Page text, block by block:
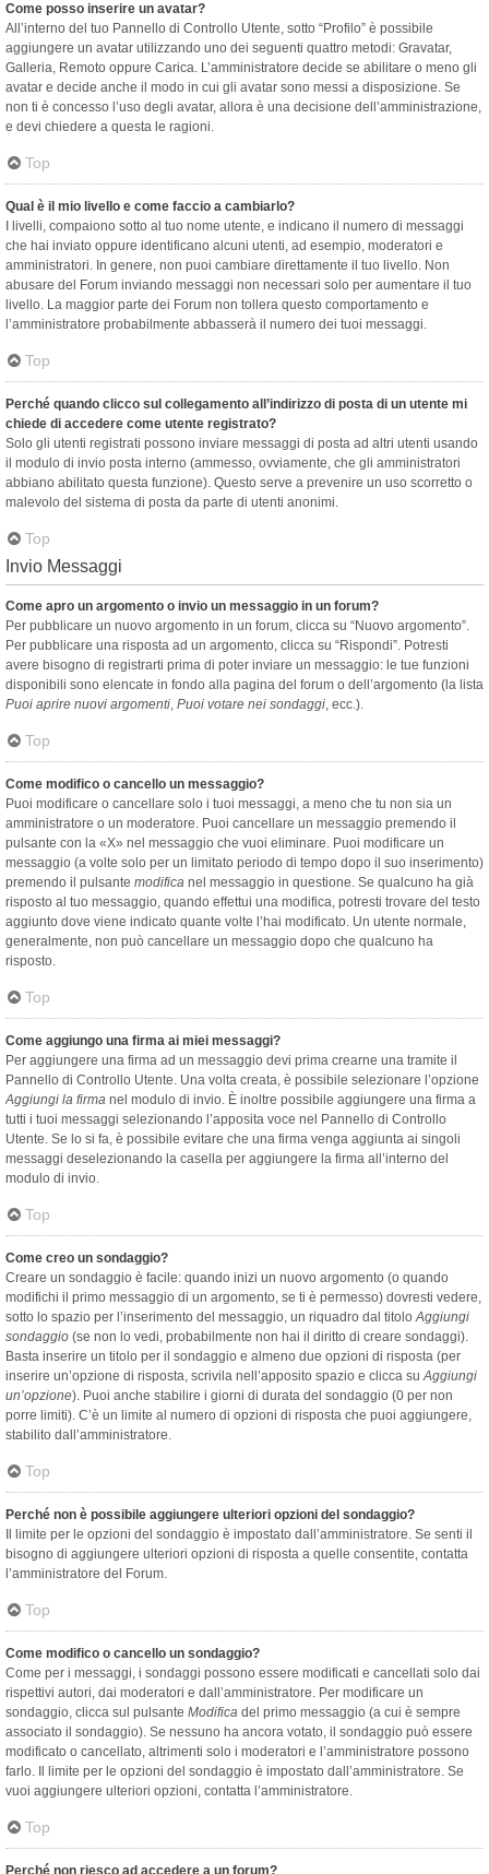
Come posso inserire un avatar?
All’interno del tuo Pannello di Controllo Utente, sotto “Profilo” è possibile
aggiungere un avatar utilizzando uno dei seguenti quattro metodi: Gravatar,
Galleria, Remoto oppure Carica. L’amministratore decide se abilitare o meno gli
avatar e decide anche il modo in cui gli avatar sono messi a disposizione. Se
non ti è concesso l’uso degli avatar, allora è una decisione dell’amministrazione,
e devi chiedere a questa le ragioni.
Top
Qual è il mio livello e come faccio a cambiarlo?
I livelli, compaiono sotto al tuo nome utente, e indicano il numero di messaggi
che hai inviato oppure identificano alcuni utenti, ad esempio, moderatori e
amministratori. In genere, non puoi cambiare direttamente il tuo livello. Non
abusare del Forum inviando messaggi non necessari solo per aumentare il tuo
livello. La maggior parte dei Forum non tollera questo comportamento e
l’amministratore probabilmente abbasserà il numero dei tuoi messaggi.
Top
Perché quando clicco sul collegamento all’indirizzo di posta di un utente mi
chiede di accedere come utente registrato?
Solo gli utenti registrati possono inviare messaggi di posta ad altri utenti usando
il modulo di invio posta interno (ammesso, ovviamente, che gli amministratori
abbiano abilitato questa funzione). Questo serve a prevenire un uso scorretto o
malevolo del sistema di posta da parte di utenti anonimi.
Top
Invio Messaggi
Come apro un argomento o invio un messaggio in un forum?
Per pubblicare un nuovo argomento in un forum, clicca su “Nuovo argomento”.
Per pubblicare una risposta ad un argomento, clicca su “Rispondi”. Potresti
avere bisogno di registrarti prima di poter inviare un messaggio: le tue funzioni
disponibili sono elencate in fondo alla pagina del forum o dell’argomento (la lista
Puoi aprire nuovi argomenti, Puoi votare nei sondaggi, ecc.).
Top
Come modifico o cancello un messaggio?
Puoi modificare o cancellare solo i tuoi messaggi, a meno che tu non sia un
amministratore o un moderatore. Puoi cancellare un messaggio premendo il
pulsante con la «X» nel messaggio che vuoi eliminare. Puoi modificare un
messaggio (a volte solo per un limitato periodo di tempo dopo il suo inserimento)
premendo il pulsante modifica nel messaggio in questione. Se qualcuno ha già
risposto al tuo messaggio, quando effettui una modifica, potresti trovare del testo
aggiunto dove viene indicato quante volte l’hai modificato. Un utente normale,
generalmente, non può cancellare un messaggio dopo che qualcuno ha
risposto.
Top
Come aggiungo una firma ai miei messaggi?
Per aggiungere una firma ad un messaggio devi prima crearne una tramite il
Pannello di Controllo Utente. Una volta creata, è possibile selezionare l’opzione
Aggiungi la firma nel modulo di invio. È inoltre possibile aggiungere una firma a
tutti i tuoi messaggi selezionando l’apposita voce nel Pannello di Controllo
Utente. Se lo si fa, è possibile evitare che una firma venga aggiunta ai singoli
messaggi deselezionando la casella per aggiungere la firma all’interno del
modulo di invio.
Top
Come creo un sondaggio?
Creare un sondaggio è facile: quando inizi un nuovo argomento (o quando
modifichi il primo messaggio di un argomento, se ti è permesso) dovresti vedere,
sotto lo spazio per l’inserimento del messaggio, un riquadro dal titoloAggiungi
sondaggio (se non lo vedi, probabilmente non hai il diritto di creare sondaggi).
Basta inserire un titolo per il sondaggio e almeno due opzioni di risposta (per
inserire un’opzione di risposta, scrivila nell’apposito spazio e clicca suAggiungi
un’opzione). Puoi anche stabilire i giorni di durata del sondaggio (0 per non
porre limiti). C’è un limite al numero di opzioni di risposta che puoi aggiungere,
stabilito dall’amministratore.
Top
Perché non è possibile aggiungere ulteriori opzioni del sondaggio?
Il limite per le opzioni del sondaggio è impostato dall’amministratore. Se senti il
bisogno di aggiungere ulteriori opzioni di risposta a quelle consentite, contatta
l’amministratore del Forum.
Top
Come modifico o cancello un sondaggio?
Come per i messaggi, i sondaggi possono essere modificati e cancellati solo dai
rispettivi autori, dai moderatori e dall’amministratore. Per modificare un
sondaggio, clicca sul pulsante Modifica del primo messaggio (a cui è sempre
associato il sondaggio). Se nessuno ha ancora votato, il sondaggio può essere
modificato o cancellato, altrimenti solo i moderatori e l’amministratore possono
farlo. Il limite per le opzioni del sondaggio è impostato dall’amministratore. Se
vuoi aggiungere ulteriori opzioni, contatta l’amministratore.
Top
Perché non riesco ad accedere a un forum?